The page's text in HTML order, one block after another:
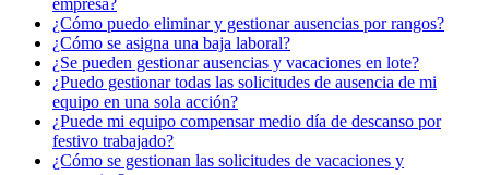
¿Cómo puedo eliminar y gestionar ausencias por rangos?
¿Cómo se asigna una baja laboral?
¿Se pueden gestionar ausencias y vacaciones en lote?
¿Puedo gestionar todas las solicitudes de ausencia de mi
equipo en una sola acción?
¿Puede mi equipo compensar medio día de descanso por
festivo trabajado?
¿Cómo se gestionan las solicitudes de vacaciones y